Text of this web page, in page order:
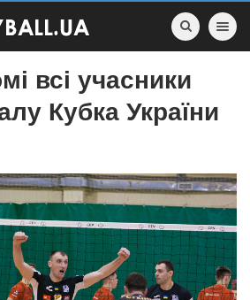
Toggle
всі учасники
Кубка України